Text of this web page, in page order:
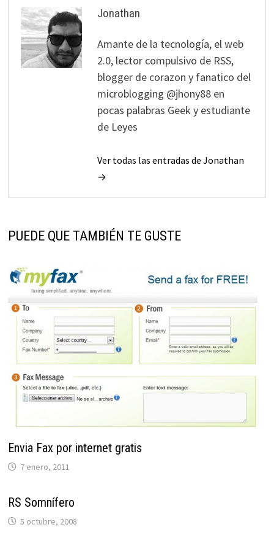
Jonathan
Amante de la tecnología, el web
2.0, lector compulsivo de RSS,
blogger de corazon y fanatico del
microblogging @jhony88 en
pocas palabras Geek y estudiante
de Leyes
Ver todas las entradas de Jonathan
→
PUEDE QUE TAMBIÉN TE GUSTE
Envia Fax por internet gratis
7 enero, 2011
RS Somnífero
5 octubre, 2008